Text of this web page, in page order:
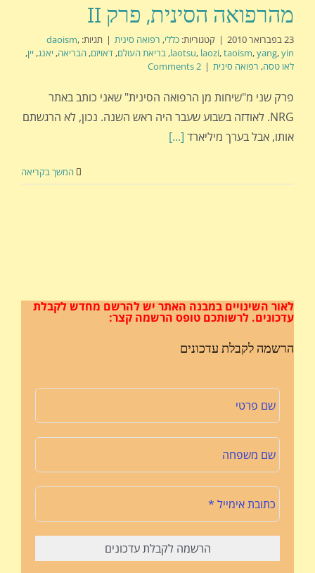
מהרפואה הסינית, פרק II
23 בפברואר 2010 | קטגוריות: כללי, רפואה סינית | תגיות: daoism,
laotsu, laozi,taoism,yang,yin
, בריאת העולם, דאויזם, הבריאה, יאנג, יין,
לאו טסה, רפואה סינית |
2 Comments
פרק שני מ"שיחות מן הרפואה הסינית" שאני כותב באתר
NRG. לאודזה בשבוע שעבר היה ראש השנה. נכון, לא הרגשתם
אותו, אבל בערך מיליארד [...]
המשך בקריאה
לאור השינויים במבנה האתר יש להרשם מחדש לקבלת
עדכונים. לרשותכם טופס הרשמה קצר:
הרשמה לקבלת עדכונים